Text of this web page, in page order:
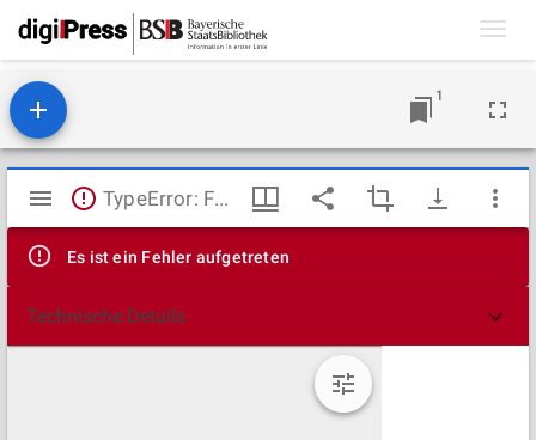
1
Mirador
Viewer
TypeError: Failed to fetch
Es ist ein Fehler aufgetreten
Technische Details